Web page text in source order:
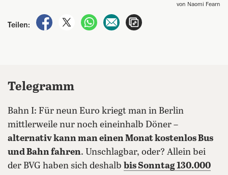
von Naomi Fearn
Teilen:
auf Facebook teilen
auf X teilenper WhatsApp teilen
per E-Mail teilen
Telegramm
Bahn I: Für neun Euro kriegt man in Berlin
mittlerweile nur noch eineinhalb Döner –
alternativ kann man einen Monat kostenlos Bus
und Bahn fahren. Unschlagbar, oder? Allein bei
der BVG haben sich deshalb bis Sonntag 130.000